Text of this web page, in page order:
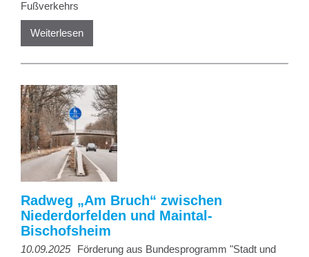
Fußverkehrs
Weiterlesen
Radweg „Am Bruch“ zwischen
Niederdorfelden und Maintal-
Bischofsheim
10.09.2025
Förderung aus Bundesprogramm "Stadt und